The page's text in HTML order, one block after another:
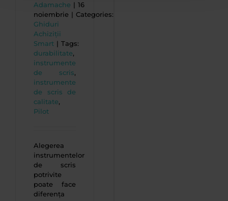
Adamache | 16
noiembrie | Categories:
Ghiduri
Achiziții
Smart | Tags:
durabilitate,
instrumente
de scris,
instrumente
de scris de
calitate,
Pilot
Alegerea
instrumentelor
de scris
potrivite
poate face
diferența